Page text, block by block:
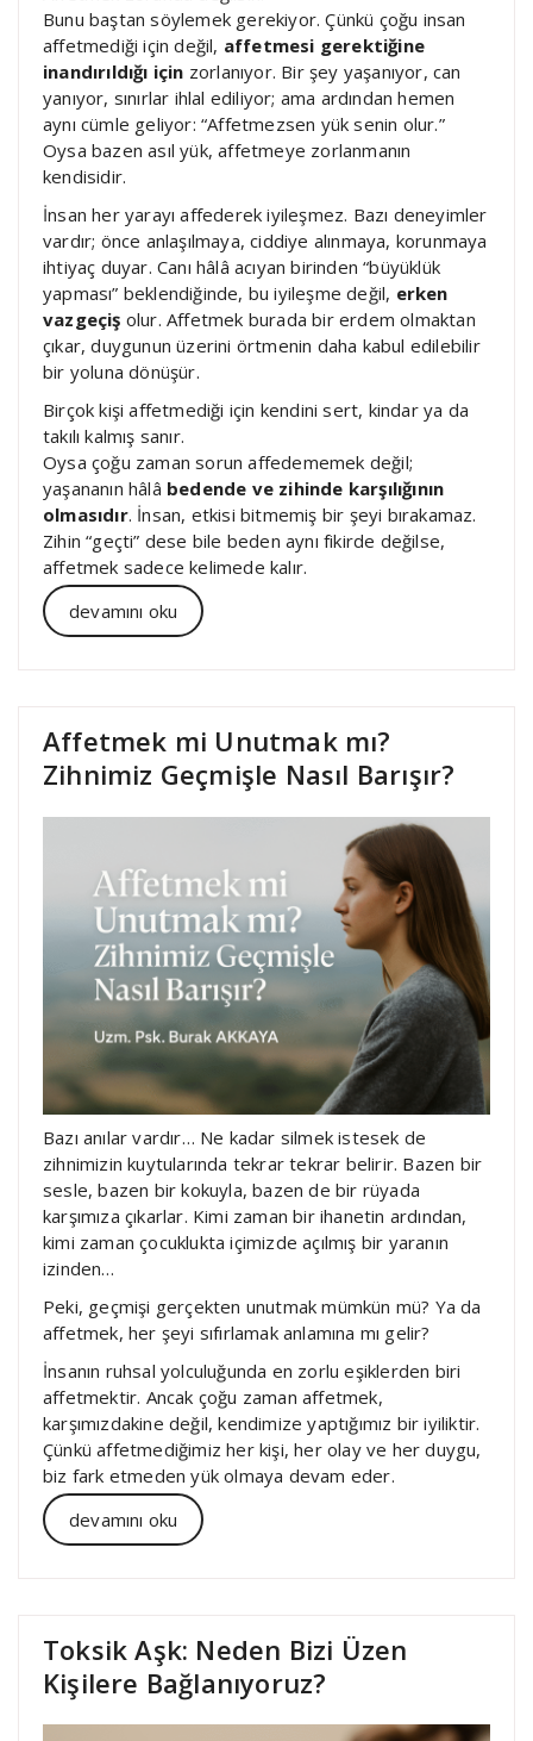
Bunu baştan söylemek gerekiyor. Çünkü çoğu insan
affetmediği için değil, affetmesi gerektiğine
inandırıldığı için zorlanıyor. Bir şey yaşanıyor, can
yanıyor, sınırlar ihlal ediliyor; ama ardından hemen
aynı cümle geliyor: “Affetmezsen yük senin olur.”
Oysa bazen asıl yük, affetmeye zorlanmanın
kendisidir.
İnsan her yarayı affederek iyileşmez. Bazı deneyimler
vardır; önce anlaşılmaya, ciddiye alınmaya, korunmaya
ihtiyaç duyar. Canı hâlâ acıyan birinden “büyüklük
yapması” beklendiğinde, bu iyileşme değil, erken
vazgeçiş olur. Affetmek burada bir erdem olmaktan
çıkar, duygunun üzerini örtmenin daha kabul edilebilir
bir yoluna dönüşür.
Birçok kişi affetmediği için kendini sert, kindar ya da
takılı kalmış sanır.
Oysa çoğu zaman sorun affedememek değil;
yaşananın hâlâ bedende ve zihinde karşılığının
olmasıdır. İnsan, etkisi bitmemiş bir şeyi bırakamaz.
Zihin “geçti” dese bile beden aynı fikirde değilse,
affetmek sadece kelimede kalır.
devamını oku
Affetmek mi Unutmak mı?
Zihnimiz Geçmişle Nasıl Barışır?
Bazı anılar vardır… Ne kadar silmek istesek de
zihnimizin kuytularında tekrar tekrar belirir. Bazen bir
sesle, bazen bir kokuyla, bazen de bir rüyada
karşımıza çıkarlar. Kimi zaman bir ihanetin ardından,
kimi zaman çocuklukta içimizde açılmış bir yaranın
izinden…
Peki, geçmişi gerçekten unutmak mümkün mü? Ya da
affetmek, her şeyi sıfırlamak anlamına mı gelir?
İnsanın ruhsal yolculuğunda en zorlu eşiklerden biri
affetmektir. Ancak çoğu zaman affetmek,
karşımızdakine değil, kendimize yaptığımız bir iyiliktir.
Çünkü affetmediğimiz her kişi, her olay ve her duygu,
biz fark etmeden yük olmaya devam eder.
devamını oku
Toksik Aşk: Neden Bizi Üzen
Kişilere Bağlanıyoruz?